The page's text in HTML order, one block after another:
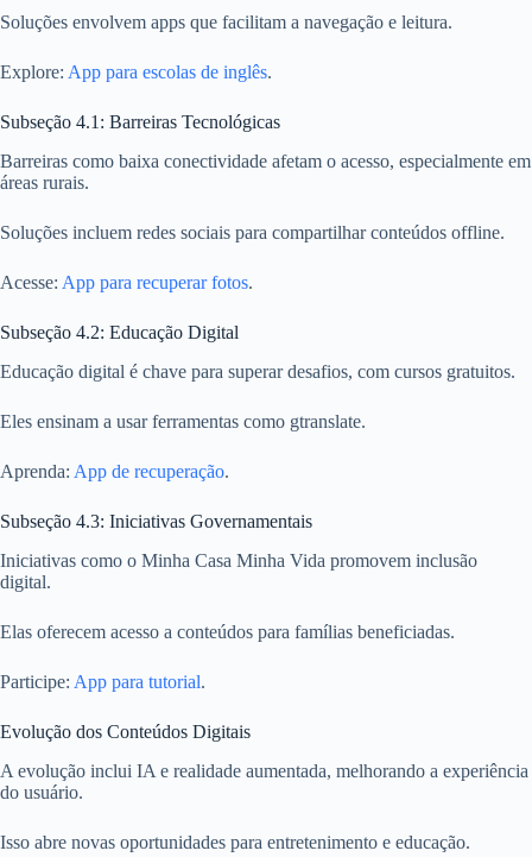
Soluções envolvem apps que facilitam a navegação e leitura.
Explore: App para escolas de inglês.
Subseção 4.1: Barreiras Tecnológicas
Barreiras como baixa conectividade afetam o acesso, especialmente em
áreas rurais.
Soluções incluem redes sociais para compartilhar conteúdos offline.
Acesse: App para recuperar fotos.
Subseção 4.2: Educação Digital
Educação digital é chave para superar desafios, com cursos gratuitos.
Eles ensinam a usar ferramentas como gtranslate.
Aprenda: App de recuperação.
Subseção 4.3: Iniciativas Governamentais
Iniciativas como o Minha Casa Minha Vida promovem inclusão
digital.
Elas oferecem acesso a conteúdos para famílias beneficiadas.
Participe: App para tutorial.
Evolução dos Conteúdos Digitais
A evolução inclui IA e realidade aumentada, melhorando a experiência
do usuário.
Isso abre novas oportunidades para entretenimento e educação.